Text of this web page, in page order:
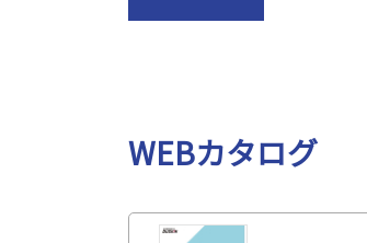
WEBカタログ